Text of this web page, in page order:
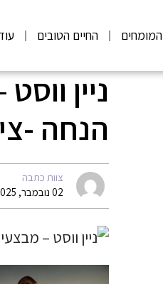
המומחים החיים הטובים
הנחה -
צוות כתבה
02 נובמבר, 2025 07:54